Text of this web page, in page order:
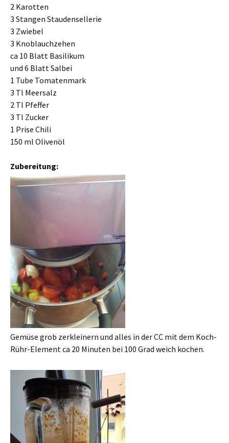
2 Karotten
3 Stangen Staudensellerie
3 Zwiebel
3 Knoblauchzehen
ca 10 Blatt Basilikum
und 6 Blatt Salbei
1 Tube Tomatenmark
3 Tl Meersalz
2 Tl Pfeffer
3 Tl Zucker
1 Prise Chili
150 ml Olivenöl
Zubereitung:
Gemüse grob zerkleinern und alles in der CC mit dem Koch-
Rühr-Element ca 20 Minuten bei 100 Grad weich kochen.